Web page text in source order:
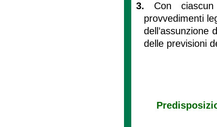
3. Con
provvedimenti
dell’assunzione
delle previsioni